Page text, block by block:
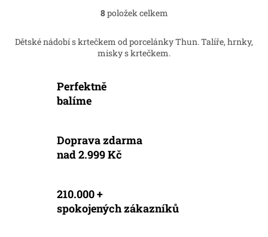
O
l
á
k
s
8položek celkem
Dětské nádobí s krtečkem od porcelánky Thun. Talíře, hrnky,
misky s krtečkem.
Perfektně
balíme
Doprava zdarma
nad 2.999 Kč
210.000 +
spokojených zákazníků